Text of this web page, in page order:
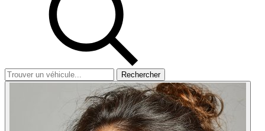
Rechercher